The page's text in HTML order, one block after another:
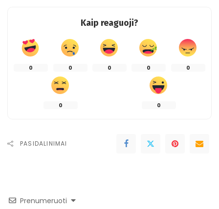
Kaip reaguoji?
0 0 0 0 0
0 0
PASIDALINIMAI
Prenumeruoti